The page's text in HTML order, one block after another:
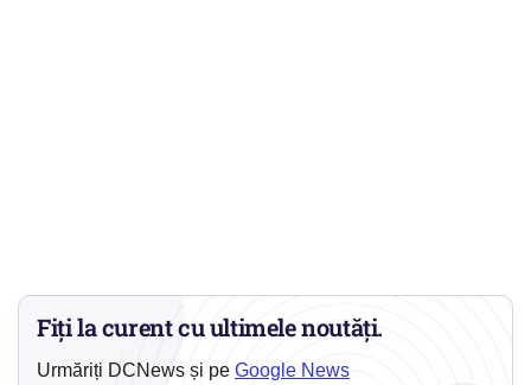
Fiți la curent cu ultimele noutăți.
Urmăriți DCNews și pe Google News